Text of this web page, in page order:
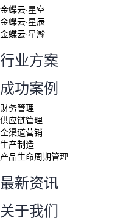
金蝶云·星空
金蝶云·星辰
金蝶云·星瀚
行业方案
成功案例
财务管理
供应链管理
全渠道营销
生产制造
产品生命周期管理
最新资讯
关于我们